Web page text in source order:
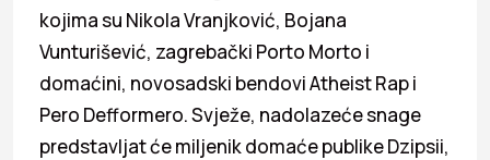
kojima su Nikola Vranjković, Bojana
Vunturišević, zagrebački Porto Morto i
domaćini, novosadski bendovi Atheist Rap i
Pero Defformero. Svježe, nadolazeće snage
predstavljat će miljenik domaće publike Dzipsii,